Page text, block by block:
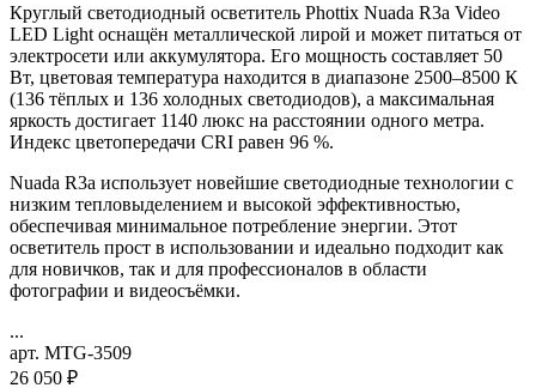
Круглый светодиодный осветитель Phottix Nuada R3a Video
LED Light оснащён металлической лирой и может питаться от
электросети или аккумулятора. Его мощность составляет 50
Вт, цветовая температура находится в диапазоне 2500–8500 К
(136 тёплых и 136 холодных светодиодов), а максимальная
яркость достигает 1140 люкс на расстоянии одного метра.
Индекс цветопередачи CRI равен 96 %.
Nuada R3a использует новейшие светодиодные технологии с
низким тепловыделением и высокой эффективностью,
обеспечивая минимальное потребление энергии. Этот
осветитель прост в использовании и идеально подходит как
для новичков, так и для профессионалов в области
фотографии и видеосъёмки.
...
арт. MTG-3509
26 050 ₽